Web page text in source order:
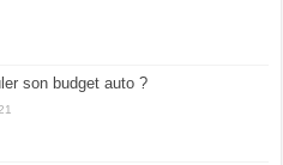
son budget auto ?